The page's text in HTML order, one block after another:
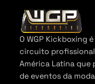
O WGP Kickboxing
circuito
América Latina que
de eventos da